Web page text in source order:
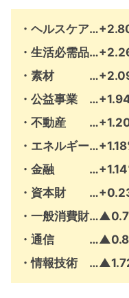
・ヘルスケア
・生活必需品
・素材
・公益事業
・不動産
・エネルギー
・金融
・資本財
・一般消費財…▲
・通信 …▲
・情報技術 …▲